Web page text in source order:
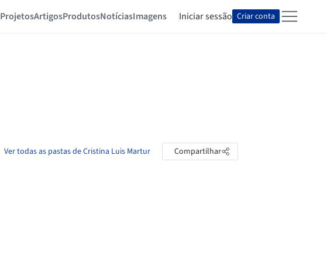
ProjetosArtigosProdutosNotíciasImagens Iniciar sessão Criar conta
Ver todas as pastas de Cristina Luis Martur Compartilhar